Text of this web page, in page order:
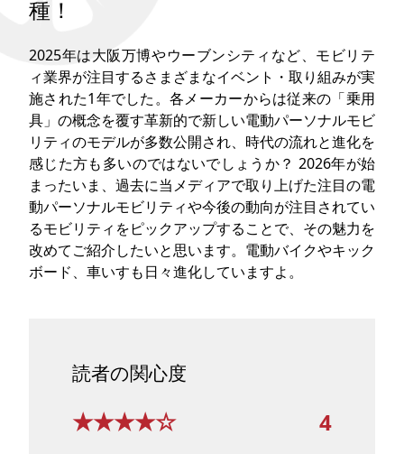
種！
2025年は大阪万博やウーブンシティなど、モビリテ
ィ業界が注目するさまざまなイベント・取り組みが実
施された1年でした。各メーカーからは従来の「乗用
具」の概念を覆す革新的で新しい電動パーソナルモビ
リティのモデルが多数公開され、時代の流れと進化を
感じた方も多いのではないでしょうか？ 2026年が始
まったいま、過去に当メディアで取り上げた注目の電
動パーソナルモビリティや今後の動向が注目されてい
るモビリティをピックアップすることで、その魅力を
改めてご紹介したいと思います。電動バイクやキック
ボード、車いすも日々進化していますよ。
読者の関心度
★★★★☆ 4